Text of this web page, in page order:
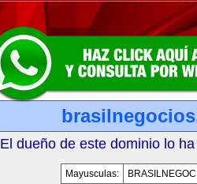
El dueño de este dominio lo
Mayusculas: